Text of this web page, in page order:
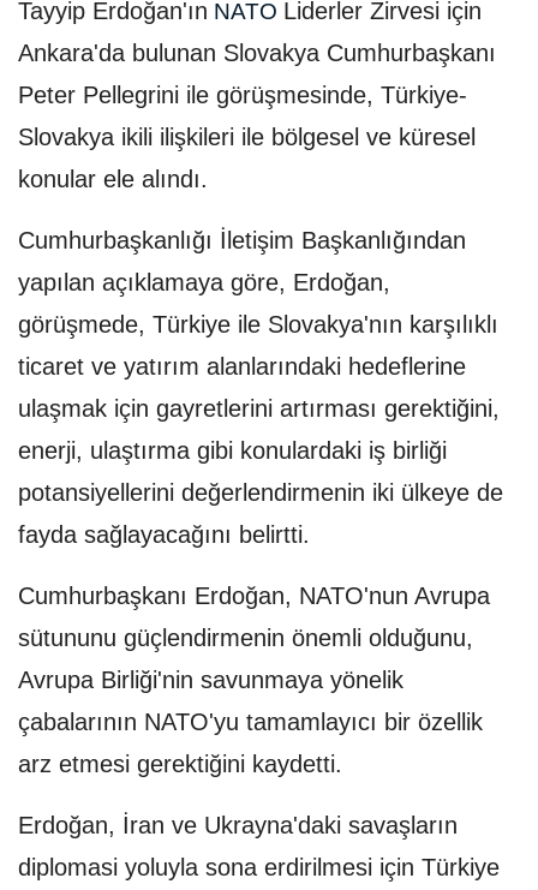
Tayyip Erdoğan'ın NATO Liderler Zirvesi için
Ankara'da bulunan Slovakya Cumhurbaşkanı
Peter Pellegrini ile görüşmesinde, Türkiye-
Slovakya ikili ilişkileri ile bölgesel ve küresel
konular ele alındı.
Cumhurbaşkanlığı İletişim Başkanlığından
yapılan açıklamaya göre, Erdoğan,
görüşmede, Türkiye ile Slovakya'nın karşılıklı
ticaret ve yatırım alanlarındaki hedeflerine
ulaşmak için gayretlerini artırması gerektiğini,
enerji, ulaştırma gibi konulardaki iş birliği
potansiyellerini değerlendirmenin iki ülkeye de
fayda sağlayacağını belirtti.
Cumhurbaşkanı Erdoğan, NATO'nun Avrupa
sütununu güçlendirmenin önemli olduğunu,
Avrupa Birliği'nin savunmaya yönelik
çabalarının NATO'yu tamamlayıcı bir özellik
arz etmesi gerektiğini kaydetti.
Erdoğan, İran ve Ukrayna'daki savaşların
diplomasi yoluyla sona erdirilmesi için Türkiye